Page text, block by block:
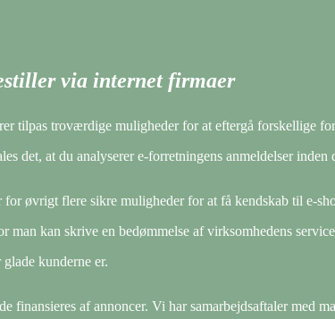
via internet firmaer
tilpas troværdige muligheder for at eftergå forskellige
det, at du analyserer e-forretningens anmeldelser
for øvrigt flere sikre muligheder for at få kendskab til e-
man kan skrive en bedømmelse af virksomhedens
kunderne er.
finansieres af annoncer. Vi har samarbejdsaftaler med